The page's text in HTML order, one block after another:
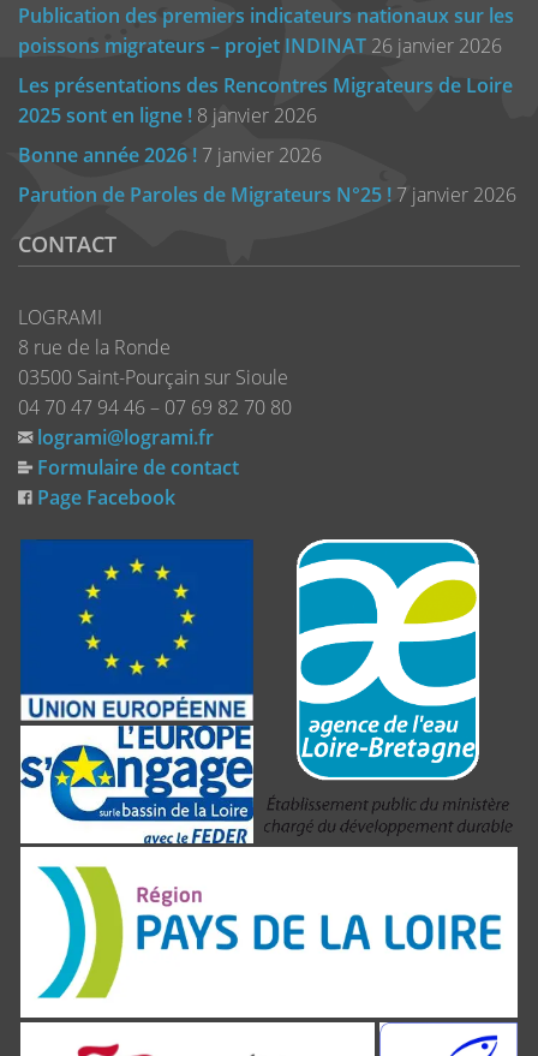
Publication des premiers indicateurs nationaux sur les
poissons migrateurs – projet INDINAT 26 janvier 2026
Les présentations des Rencontres Migrateurs de Loire
2025 sont en ligne ! 8 janvier 2026
Bonne année 2026 ! 7 janvier 2026
Parution de Paroles de Migrateurs N°25 ! 7 janvier 2026
CONTACT
LOGRAMI
8 rue de la Ronde
03500 Saint-Pourçain sur Sioule
04 70 47 94 46 – 07 69 82 70 80
logrami@logrami.fr
Formulaire de contact
Page Facebook